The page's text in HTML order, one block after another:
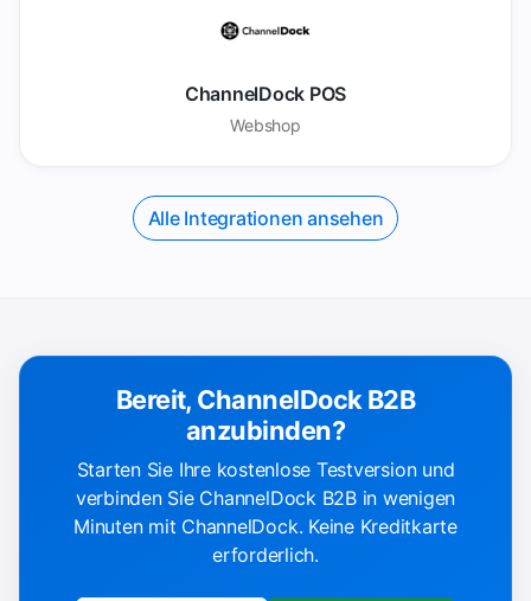
ChannelDock POS
Webshop
Alle Integrationen ansehen
Bereit, ChannelDock B2B
anzubinden?
Starten Sie Ihre kostenlose Testversion und
verbinden Sie ChannelDock B2B in wenigen
Minuten mit ChannelDock. Keine Kreditkarte
erforderlich.